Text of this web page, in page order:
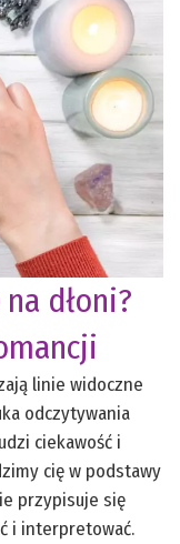
dłoni?
linie widoczne
odczytywania
ciekawość i
cię w podstawy
przypisuje się
i interpretować.